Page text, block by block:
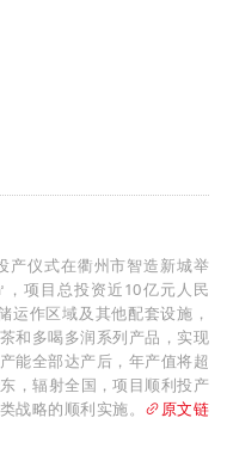
产仪式在衢州市智造新城举
项目总投资近10亿元人民
运作区域及其他配套设施，
和多喝多润系列产品，实现
能全部达产后，年产值将超
，辐射全国，项目顺利投产
战略的顺利实施。
原文链